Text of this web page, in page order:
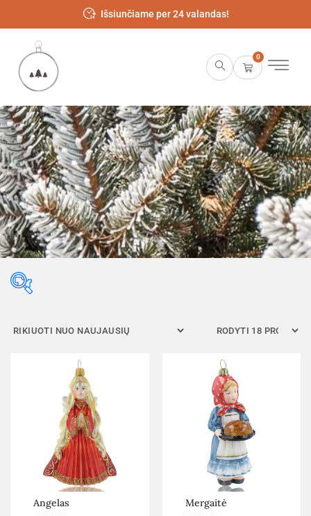
Išsiunčiame per 24 valandas!
0
Autoriniai žaislai
Eglutės, dekoracijos ir priedai
Senoviniai žaislai
Šiuolaikiniai žaislai
Angelas
Mergaitė